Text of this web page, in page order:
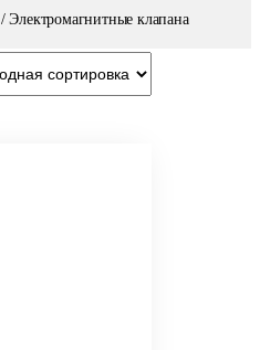
/ Электромагнитные клапана